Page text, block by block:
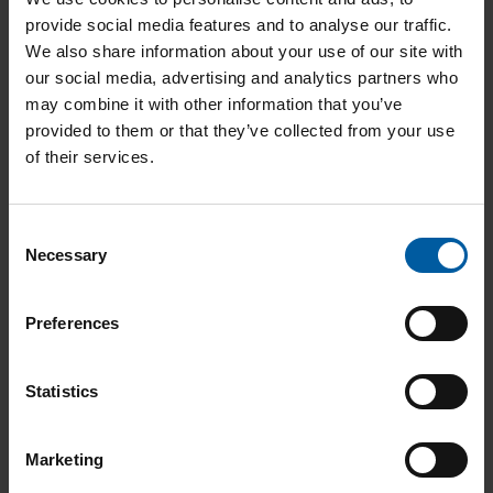
provide social media features and to analyse our traffic.
We also share information about your use of our site with
our social media, advertising and analytics partners who
may combine it with other information that you’ve
provided to them or that they’ve collected from your use
of their services.
Necessary
Preferences
Statistics
Marketing
Zubehör (3D-Druck)
Artikulation
Warenkorb ersichtlich.
Es befinden sich keine Produkte im Warenkorb.